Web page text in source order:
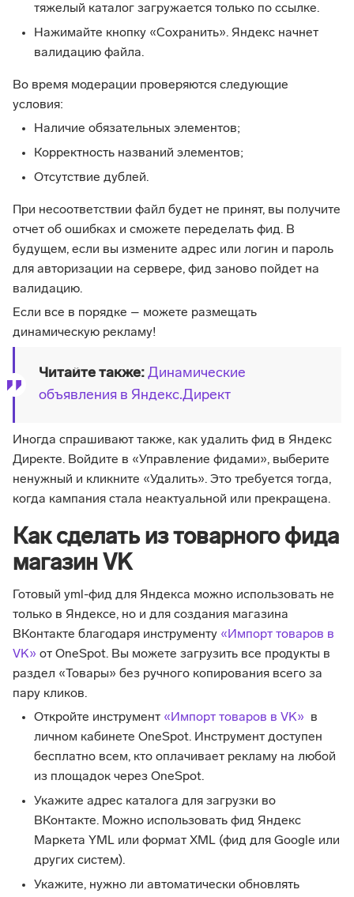
тяжелый каталог загружается только по ссылке.
Нажимайте кнопку «Сохранить». Яндекс начнет
валидацию файла.
Во время модерации проверяются следующие
условия:
Наличие обязательных элементов;
Корректность названий элементов;
Отсутствие дублей.
При несоответствии файл будет не принят, вы получите
отчет об ошибках и сможете переделать фид. В
будущем, если вы измените адрес или логин и пароль
для авторизации на сервере, фид заново пойдет на
валидацию.
Если все в порядке – можете размещать
динамическую рекламу!
Читайте также: Динамические
объявления в Яндекс.Директ
Иногда спрашивают также, как удалить фид в Яндекс
Директе. Войдите в «Управление фидами», выберите
ненужный и кликните «Удалить». Это требуется тогда,
когда кампания стала неактуальной или прекращена.
Как сделать из товарного фида
магазин VK
Готовый yml-фид для Яндекса можно использовать не
только в Яндексе, но и для создания магазина
ВКонтакте благодаря инструменту «Импорт товаров в
VK» от OneSpot. Вы можете загрузить все продукты в
раздел «Товары» без ручного копирования всего за
пару кликов.
Откройте инструмент «Импорт товаров в VK»
в
личном кабинете OneSpot. Инструмент доступен
бесплатно всем, кто оплачивает рекламу на любой
из площадок через OneSpot.
Укажите адрес каталога для загрузки во
ВКонтакте. Можно использовать фид Яндекс
Маркета YML или формат XML (фид для Google или
других систем).
Укажите, нужно ли автоматически обновлять